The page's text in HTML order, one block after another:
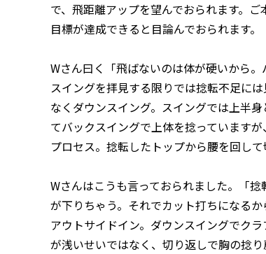
で、飛距離アップを望んでおられます。
目標が達成できると目論んでおられます。
Wさん曰く「飛ばないのは体が硬いから
スイングを拝見する限りでは捻転不足に
なくダウンスイング。スイングでは上半
てバックスイングで上体を捻っています
プロセス。捻転したトップから腰を回し
Wさんはこうも言っておられました。「
が下りちゃう。それでカット打ちになる
アウトサイドイン。ダウンスイングでク
が浅いせいではなく、切り返しで胸の捻